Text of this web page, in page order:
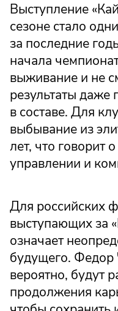
Выступление
сезоне стало
за последние
начала
выживание и не
результаты даже
в составе. Для
выбывание из
лет, что говорит
управлении и
Для российских
выступающих за
означает
будущего. Федор
вероятно, будут
продолжения